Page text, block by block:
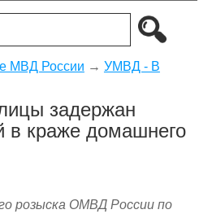
МВД России → УМВД - В
задержан
в краже домашнего
розыска ОМВД России по